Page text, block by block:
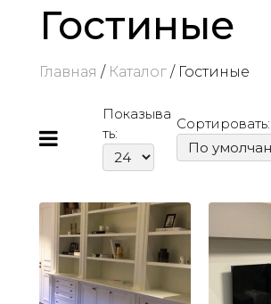
Гостиные
Главная / Каталог / Гостиные
Показыва
ть:
Сортировать: